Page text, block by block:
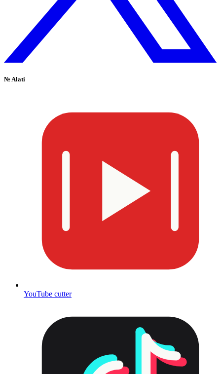
№ Alati
YouTube cutter